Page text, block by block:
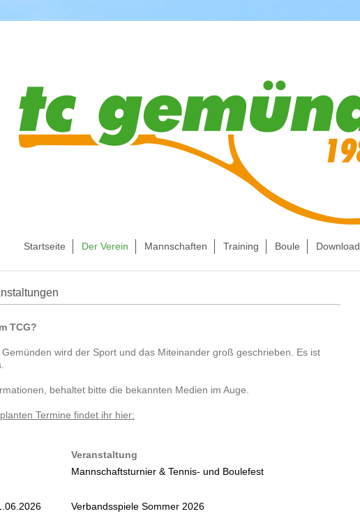
Startseite Der Verein Mannschaften Training Boule Download
TCG?
Gemünden wird der Sport und das Miteinander groß geschrieben. Es ist
behaltet bitte die bekannten Medien im Auge.
Termine findet ihr hier:
Veranstaltung
Mannschaftsturnier & Tennis- und Boulefest
Verbandsspiele Sommer 2026